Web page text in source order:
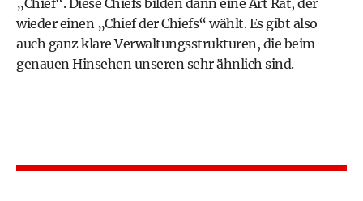
„Chief“. Diese Chiefs bilden dann eine Art Rat, der
wieder einen „Chief der Chiefs“ wählt. Es gibt also
auch ganz klare Verwaltungsstrukturen, die beim
genauen Hinsehen unseren sehr ähnlich sind.